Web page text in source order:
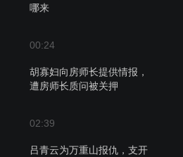
哪来
00:24
胡寡妇向房师长提供情报，
遭房师长质问被关押
02:39
吕青云为万重山报仇，支开